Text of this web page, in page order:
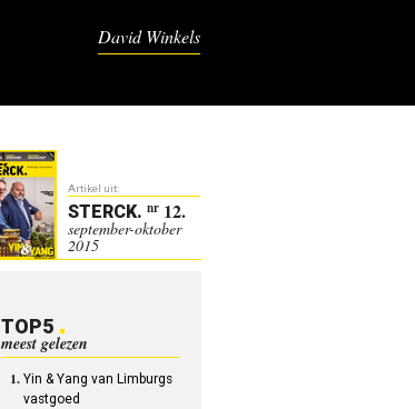
David Winkels
Artikel uit:
STERCK. nr 12.
september-oktober
2015
TOP5
meest gelezen
Yin & Yang van Limburgs
vastgoed